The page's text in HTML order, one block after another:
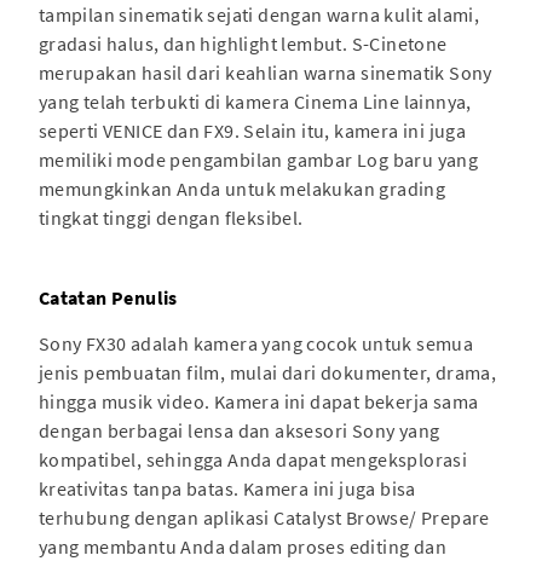
tampilan sinematik sejati dengan warna kulit alami,
gradasi halus, dan highlight lembut. S-Cinetone
merupakan hasil dari keahlian warna sinematik Sony
yang telah terbukti di kamera Cinema Line lainnya,
seperti VENICE dan FX9. Selain itu, kamera ini juga
memiliki mode pengambilan gambar Log baru yang
memungkinkan Anda untuk melakukan grading
tingkat tinggi dengan fleksibel.
Catatan Penulis
Sony FX30 adalah kamera yang cocok untuk semua
jenis pembuatan film, mulai dari dokumenter, drama,
hingga musik video. Kamera ini dapat bekerja sama
dengan berbagai lensa dan aksesori Sony yang
kompatibel, sehingga Anda dapat mengeksplorasi
kreativitas tanpa batas. Kamera ini juga bisa
terhubung dengan aplikasi Catalyst Browse/ Prepare
yang membantu Anda dalam proses editing dan